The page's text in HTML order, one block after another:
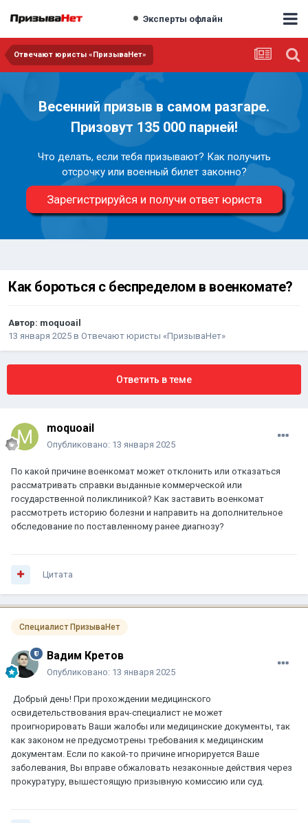
Эксперты офлайн
Отвечают юристы «ПризываНет»
Весенний призыв в самом разгаре.
Призовут 135 000 парней!
Что делать, если тебя призывают? Как получить
отсрочку или военный билет законно?
Зарегистрируйся и получи ответ юриста
Как бороться с беспределом в военкомате?
Автор: moquoail
13 января 2025 в Отвечают юристы «ПризываНет»
Ответить в теме
moquoail
Опубликовано: 13 января 2025
По какой причине военкомат может отклонить или отказаться
рассматривать справки выданные коммерческой или
государственной поликлиникой? Как заставить военкомат
рассмотреть историю болезни и направить на дополнительное
обследование по поставленному ранее диагнозу?
Цитата
Специалист ПризываНет
Вадим Кретов
Опубликовано: 13 января 2025
Добрый день! При прохождении медицинского
освидетельствования врач-специалист не может
проигнорировать Ваши жалобы или медицинские документы, так
как законом не предусмотрены требования к медицинским
документам. Если по какой-то причине игнорируется Ваше
заболевания, Вы вправе обжаловать незаконные действия через
прокуратуру, вышестоящую призывную комиссию или суд.